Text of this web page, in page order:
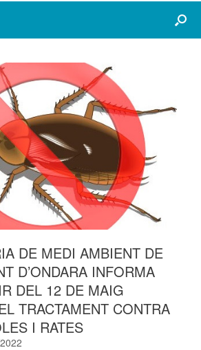
DE MEDI AMBIENT DE
D’ONDARA INFORMA
DEL 12 DE MAIG
TRACTAMENT CONTRA
I RATES